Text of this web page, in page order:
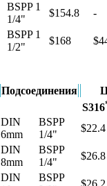
BSPP 1
1/4"
$154.8 -
BSPP 1
1/2"
$168
Подсоединения
S316
DIN
6mm
BSPP
1/4"
$22.4
DIN
8mm
BSPP
1/4"
$26.8
DIN
BSPP
$26.2